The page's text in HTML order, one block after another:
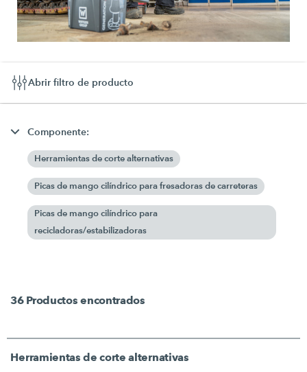
Abrir filtro de producto
Componente:
Herramientas de corte alternativas
Picas de mango cilíndrico para fresadoras de carreteras
Picas de mango cilíndrico para
recicladoras/estabilizadoras
36 Productos encontrados
Herramientas de corte alternativas